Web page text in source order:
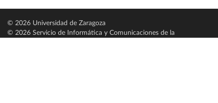
© 2026 Universidad de Zaragoza
© 2026 Servicio de Informática y Comunicaciones de la